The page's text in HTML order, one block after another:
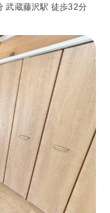
武蔵藤沢駅 徒歩32分